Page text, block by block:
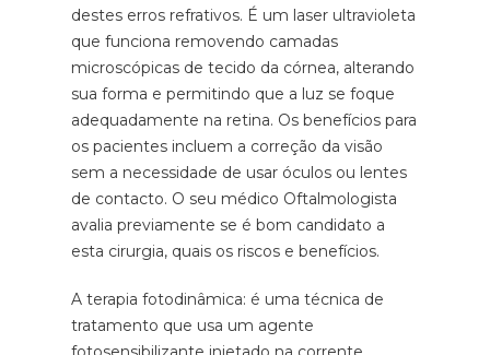
destes erros refrativos. É um laser ultravioleta
que funciona removendo camadas
microscópicas de tecido da córnea, alterando
sua forma e permitindo que a luz se foque
adequadamente na retina. Os benefícios para
os pacientes incluem a correção da visão
sem a necessidade de usar óculos ou lentes
de contacto. O seu médico Oftalmologista
avalia previamente se é bom candidato a
esta cirurgia, quais os riscos e benefícios.
A terapia fotodinâmica: é uma técnica de
tratamento que usa um agente